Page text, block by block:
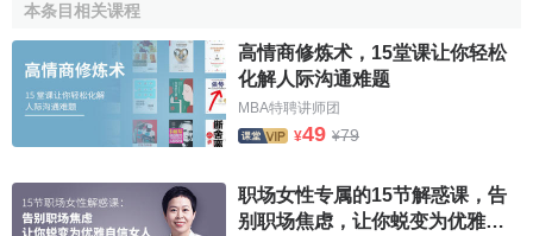
本条目相关课程
高情商修炼术，15堂课让你轻松
化解人际沟通难题
MBA特聘讲师团
¥49 ¥79
职场女性专属的15节解惑课，告
别职场焦虑，让你蜕变为优雅自